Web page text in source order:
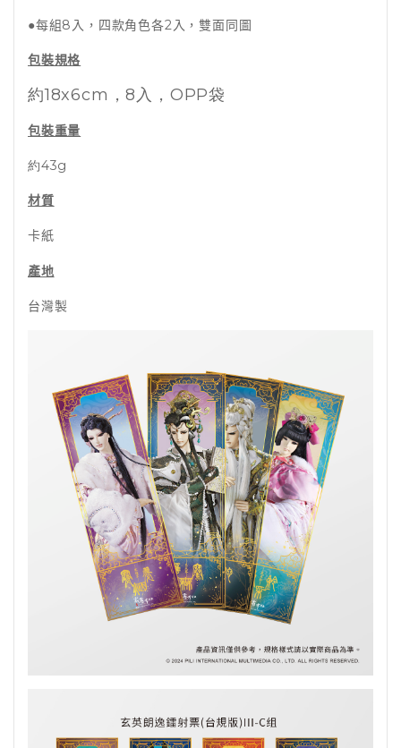
●每組8入，四款角色各2入，雙面同圖
包裝規格
約18x6cm ，8入，OPP袋
包裝重量
約43g
材質
卡紙
產地
台灣製